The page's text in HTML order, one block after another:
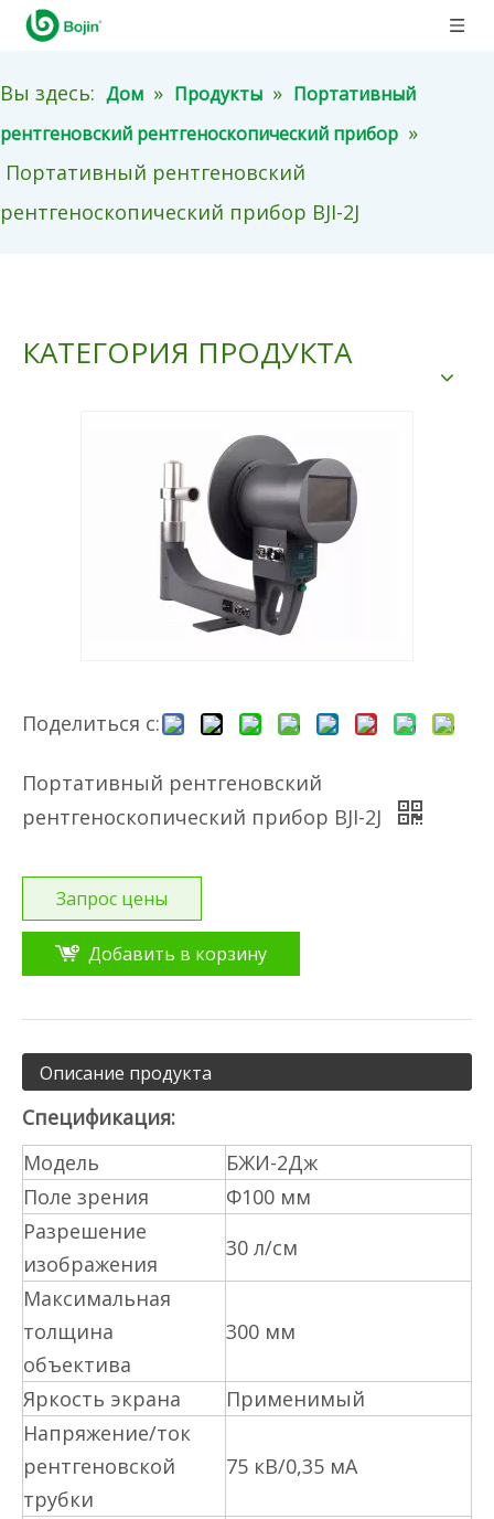
Вы здесь: Дом » Продукты » Портативный
рентгеновский рентгеноскопический прибор »
Портативный рентгеновский
рентгеноскопический прибор BJI-2J
КАТЕГОРИЯ ПРОДУКТА
Поделиться с:
Портативный рентгеновский
рентгеноскопический прибор BJI-2J
Запрос цены
Добавить в корзину
Описание продукта
Спецификация:
Модель
БЖИ-2Дж
Поле зрения
Φ100 мм
Разрешение
изображения
30 л/см
Максимальная
толщина
объектива
300 мм
Яркость экрана
Применимый
Напряжение/ток
рентгеновской
трубки
75 кВ/0,35 мА